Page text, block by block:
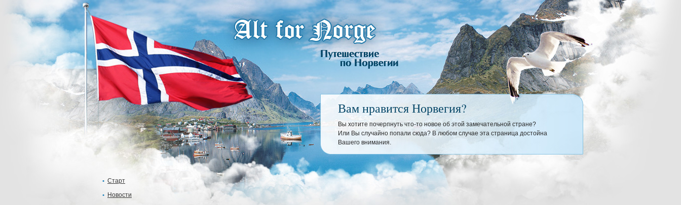
Вам нравится Норвегия?
Вы хотите почерпнуть что-то новое об этой замечательной стране?
Или Вы случайно попали сюда? В любом случае эта страница достойна
Вашего внимания.
Старт
Новости